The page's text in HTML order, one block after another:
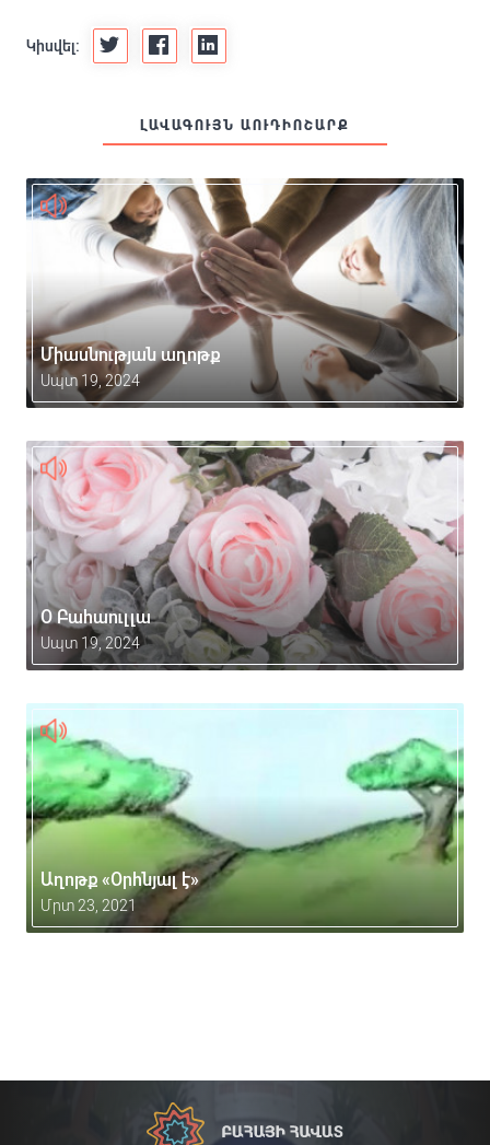
Կիսվել:
ԼԱՎԱԳՈՒՅՆ ԱՈՒԴԻՈՇԱՐՔ
Միասնության աղոթք
Սպտ 19, 2024
Օ Բահաուլլա
Սպտ 19, 2024
Աղոթք «Օրհնյալ է»
Մրտ 23, 2021